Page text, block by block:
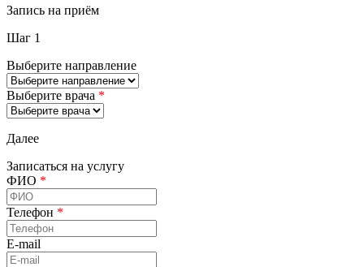
Запись на приём
Шаг 1
Выберите направление
Выберите врача *
Далее
Записаться на услугу
ФИО *
Телефон *
E-mail